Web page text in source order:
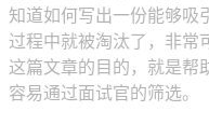
知道如何写出一份能够吸
过程中就被淘汰了，非常
这篇文章的目的，就是帮
容易通过面试官的筛选。